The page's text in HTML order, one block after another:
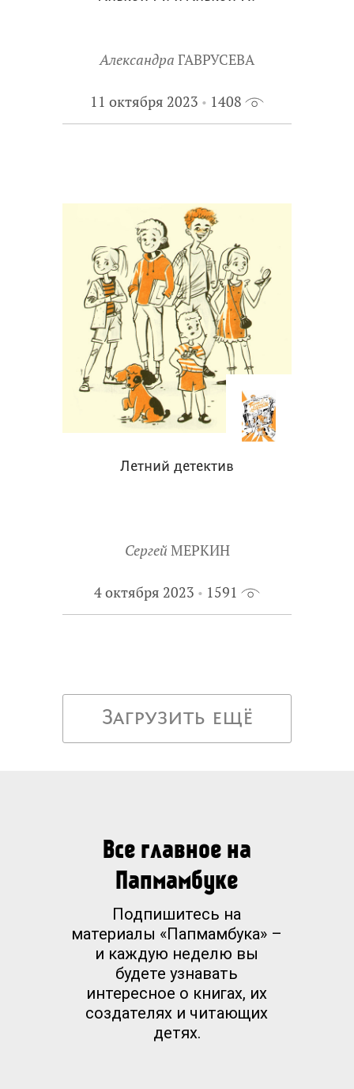
Александра ГАВРУСЕВА
11 октября 2023 1408
Летний детектив
Сергей МЕРКИН
4 октября 2023 1591
Загрузить ещё
Все главное на
Папмамбуке
Подпишитесь на
материалы «Папмамбука» –
и каждую неделю вы
будете узнавать
интересное о книгах, их
создателях и читающих
детях.